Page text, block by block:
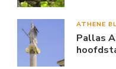
ATHENE
Pallas